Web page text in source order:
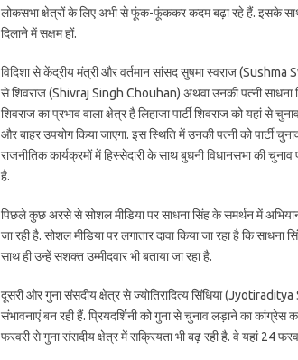
लोकसभा क्षेत्रों के लिए अभी से फूंक-फूंककर कदम बढ़ा रहे हैं. इसके
दिलाने में सक्षम हों.
विदिशा से केंद्रीय मंत्री और वर्तमान सांसद सुषमा स्वराज
से शिवराज (Shivraj Singh Chouhan) अथवा उनकी पत्नी साधना
शिवराज का प्रभाव वाला क्षेत्र है लिहाजा पार्टी शिवराज को यहां से
और बाहर उपयोग किया जाएगा. इस स्थिति में उनकी पत्नी को पार्टी
राजनीतिक कार्यक्रमों में हिस्सेदारी के साथ बुधनी विधानसभा की
है.
पिछले कुछ अरसे से सोशल मीडिया पर साधना सिंह के समर्थन में अभियान
जा रही है. सोशल मीडिया पर लगातार दावा किया जा रहा है कि साधना
साथ ही उन्हें सशक्त उम्मीदवार भी बताया जा रहा है.
दूसरी ओर गुना संसदीय क्षेत्र से ज्योतिरादित्य सिंधिया
संभावनाएं बन रही हैं. प्रियदर्शिनी को गुना से चुनाव लड़ाने का कांग्रेस
फरवरी से गुना संसदीय क्षेत्र में सक्रियता भी बढ़ रही है. वे यहां 24